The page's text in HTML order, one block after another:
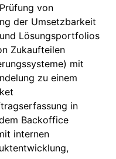
von
der Umsetzbarkeit
Lösungsportfolios
Zukaufteilen
mit
zu einem
in
Backoffice
internen